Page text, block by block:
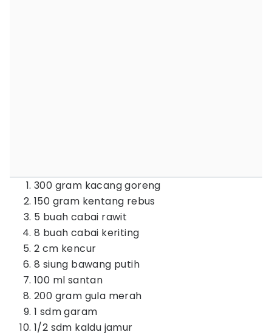
300 gram kacang goreng
150 gram kentang rebus
5 buah cabai rawit
8 buah cabai keriting
2 cm kencur
8 siung bawang putih
100 ml santan
200 gram gula merah
1 sdm garam
1/2 sdm kaldu jamur